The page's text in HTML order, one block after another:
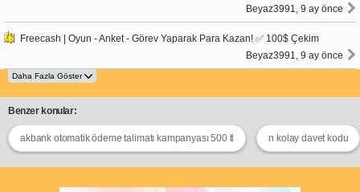
Beyaz3991, 9 ay önce
Freecash | Oyun - Anket - Görev Yaparak Para Kazan! ✅ 100$ Çekim
Beyaz3991, 9 ay önce
Benzer konular:
akbank otomatik ödeme talimatı kampanyası 500 tl n kolay davet kodu